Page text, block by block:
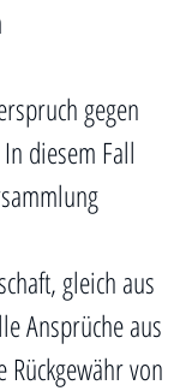
gegen
diesem Fall
gleich aus
Ansprüche aus
von